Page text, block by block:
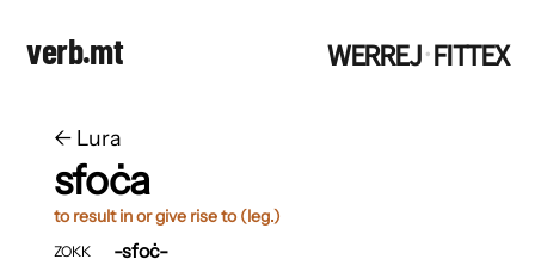
verb.mt WERREJ·FITTEX
← ​​Lura
sfoċa
to result in or give rise to (leg.)
ZOKK -sfoċ-